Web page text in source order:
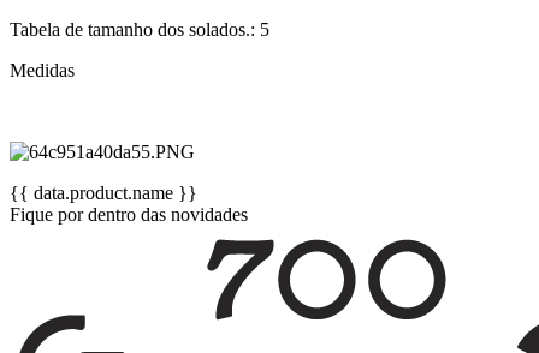
Tabela de tamanho dos solados.: 5
Medidas
{{ data.product.name }}
Fique por dentro das novidades